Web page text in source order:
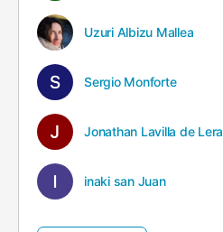
Uzuri Albizu Mallea
Sergio Monforte
Jonathan Lavilla de Lera
inaki san Juan